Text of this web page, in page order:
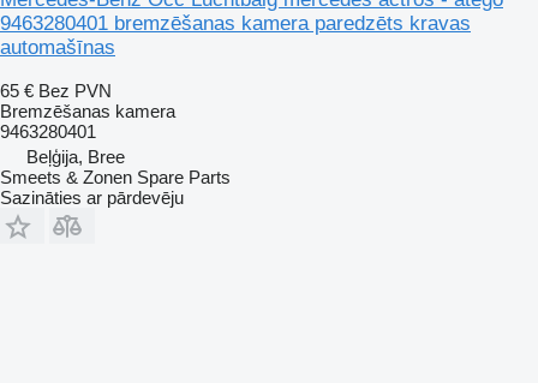
9463280401 bremzēšanas kamera paredzēts kravas
automašīnas
65 € Bez PVN
Bremzēšanas kamera
9463280401
Beļģija, Bree
Smeets & Zonen Spare Parts
Sazināties ar pārdevēju